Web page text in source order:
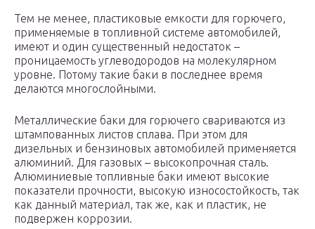
Тем не менее, пластиковые емкости для горючего,
применяемые в топливной системе автомобилей,
имеют и один существенный недостаток –
проницаемость углеводородов на молекулярном
уровне. Потому такие баки в последнее время
делаются многослойными.
Металлические баки для горючего свариваются из
штампованных листов сплава. При этом для
дизельных и бензиновых автомобилей применяется
алюминий. Для газовых – высокопрочная сталь.
Алюминиевые топливные баки имеют высокие
показатели прочности, высокую износостойкость, так
как данный материал, так же, как и пластик, не
подвержен коррозии.